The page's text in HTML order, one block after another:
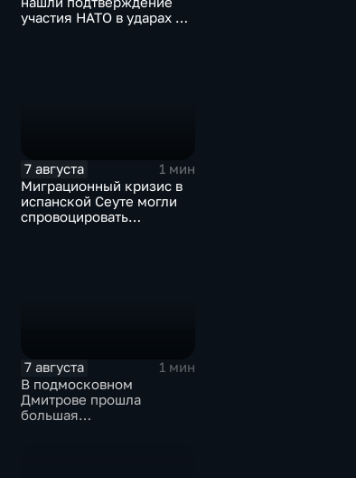
участия НАТО в ударах по
7 августа
1 мин
Миграционный кризис в
испанской Сеуте могли
спровоцировать
7 августа
1 мин
В подмосковном
Дмитрове прошла
большая